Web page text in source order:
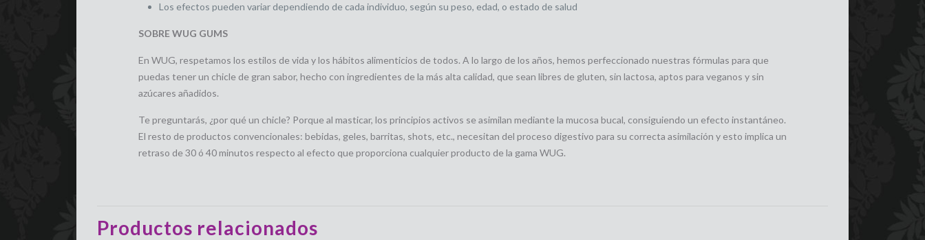
Los efectos pueden variar dependiendo de cada individuo, según su peso, edad, o estado de salud
SOBRE WUG GUMS
En WUG, respetamos los estilos de vida y los hábitos alimenticios de todos. A lo largo de los años, hemos perfeccionado nuestras fórmulas para que
puedas tener un chicle de gran sabor, hecho con ingredientes de la más alta calidad, que sean libres de gluten, sin lactosa, aptos para veganos y sin
azúcares añadidos.
Te preguntarás, ¿por qué un chicle? Porque al masticar, los principios activos se asimilan mediante la mucosa bucal, consiguiendo un efecto instantáneo.
El resto de productos convencionales: bebidas, geles, barritas, shots, etc., necesitan del proceso digestivo para su correcta asimilación y esto implica un
retraso de 30 ó 40 minutos respecto al efecto que proporciona cualquier producto de la gama WUG.
Productos relacionados